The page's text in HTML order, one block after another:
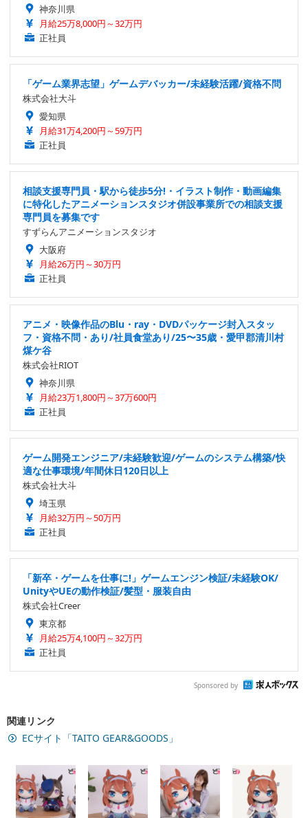
神奈川県
月給25万8,000円～32万円
正社員
「ゲーム業界志望」ゲームデバッカー/未経験活躍/資格不問
株式会社大斗
愛知県
月給31万4,200円～59万円
正社員
相談支援専門員・駅から徒歩5分!・イラスト制作・動画編集
に特化したアニメーションスタジオ併設事業所での相談支援
専門員を募集です
すずらんアニメーションスタジオ
大阪府
月給26万円～30万円
正社員
アニメ・映像作品のBlu・ray・DVDパッケージ封入スタッ
フ・資格不問・あり/社員食堂あり/25〜35歳・愛甲郡清川村
煤ケ谷
株式会社RIOT
神奈川県
月給23万1,800円～37万600円
正社員
ゲーム開発エンジニア/未経験歓迎/ゲームのシステム構築/快
適な仕事環境/年間休日120日以上
株式会社大斗
埼玉県
月給32万円～50万円
正社員
「新卒・ゲームを仕事に!」ゲームエンジン検証/未経験OK/
UnityやUEの動作検証/髪型・服装自由
株式会社Creer
東京都
月給25万4,100円～32万円
正社員
Sponsored by
関連リンク
ECサイト「TAITO GEAR&GOODS」